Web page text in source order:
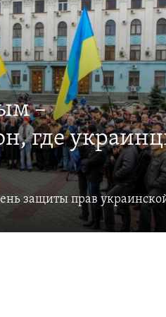
–
где
защиты прав